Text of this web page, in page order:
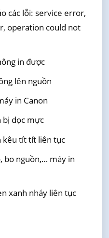
các lỗi: service error,
operation could not
in được
lên nguồn
in Canon
bị dọc mực
kêu tít tít liên tục
bo nguồn,… máy in
xanh nháy liên tục